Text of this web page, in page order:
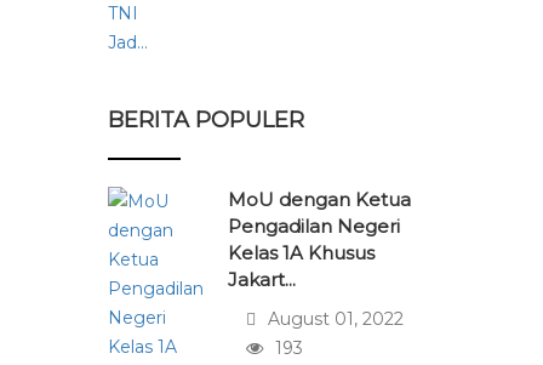
BERITA POPULER
MoU dengan Ketua
Pengadilan Negeri
Kelas 1A Khusus
Jakart...
August 01, 2022
193